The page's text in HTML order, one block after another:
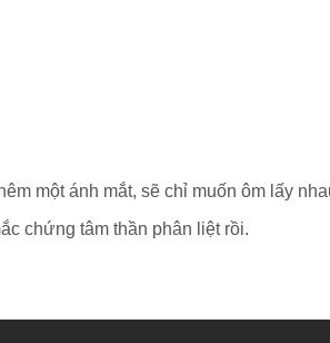
một ánh mắt, sẽ chỉ muốn ôm lấy
chứng tâm thần phân liệt rồi.